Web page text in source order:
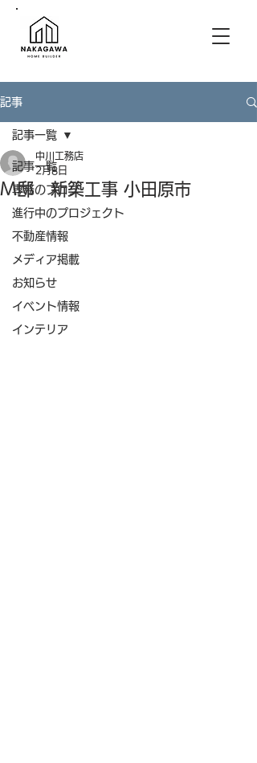
記事
記事一覧
専務のブログ
進行中のプロジェクト
不動産情報
メディア掲載
お知らせ
イベント情報
インテリア
記事一覧
M邸 新築工事 小田原市
中川工務店
2月8日